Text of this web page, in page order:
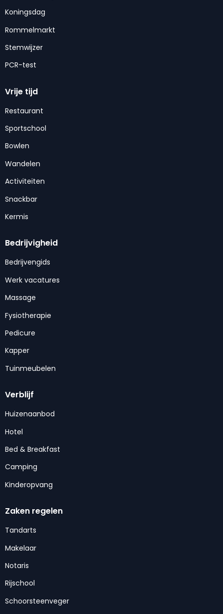
Koningsdag
Rommelmarkt
Stemwijzer
PCR-test
Vrije tijd
Restaurant
Sportschool
Bowlen
Wandelen
Activiteiten
Snackbar
Kermis
Bedrijvigheid
Bedrijvengids
Werk vacatures
Massage
Fysiotherapie
Pedicure
Kapper
Tuinmeubelen
Verblijf
Huizenaanbod
Hotel
Bed & Breakfast
Camping
Kinderopvang
Zaken regelen
Tandarts
Makelaar
Notaris
Rijschool
Schoorsteenveger